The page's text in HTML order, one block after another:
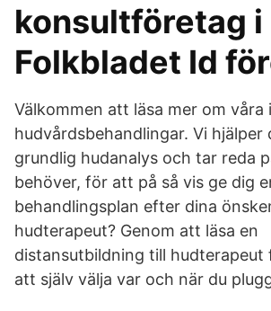
konsultföretag i
Folkbladet Id
Välkommen att läsa mer om
hudvårdsbehandlingar. Vi hjälper
grundlig hudanalys och tar reda
behöver, för att på så vis ge dig
behandlingsplan efter dina
hudterapeut? Genom att läsa en
distansutbildning till hudterapeut
att själv välja var och när du